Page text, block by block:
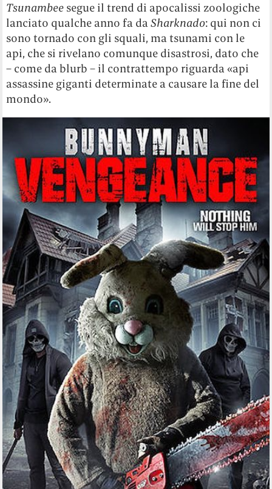
Tsunambee segue il trend di apocalissi zoologiche
lanciato qualche anno fa daSharknado: qui non ci
sono tornado con gli squali, ma tsunami con le
api, che si rivelano comunque disastrosi, dato che
– come da blurb – il contrattempo riguarda «api
assassine giganti determinate a causare la fine del
mondo».